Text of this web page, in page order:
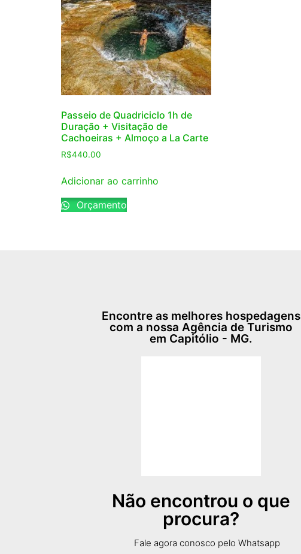
Passeio de Quadriciclo 1h de
Duração + Visitação de
Cachoeiras + Almoço a La Carte
R$440.00
Adicionar ao carrinho
Orçamento
Encontre as melhores hospedagens
com a nossa Agência de Turismo
em Capitólio - MG.
Não encontrou o que
procura?
Fale agora conosco pelo Whatsapp